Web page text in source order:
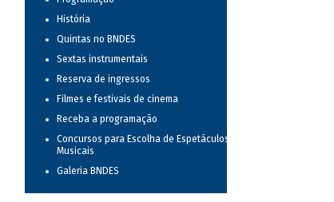
História
Quintas no BNDES
Sextas instrumentais
Reserva de ingressos
Filmes e festivais de cinema
Receba a programação
Concursos para Escolha de Espetáculos
Musicais
Galeria BNDES